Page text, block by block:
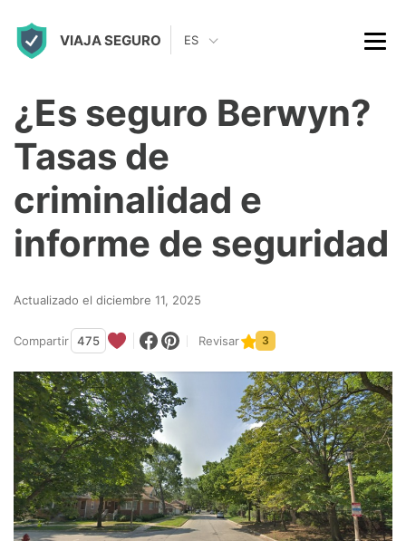
VIAJA SEGURO ES
¿Es seguro Berwyn?
Tasas de
criminalidad e
informe de seguridad
Actualizado el diciembre 11, 2025
Compartir 475 Revisar 3